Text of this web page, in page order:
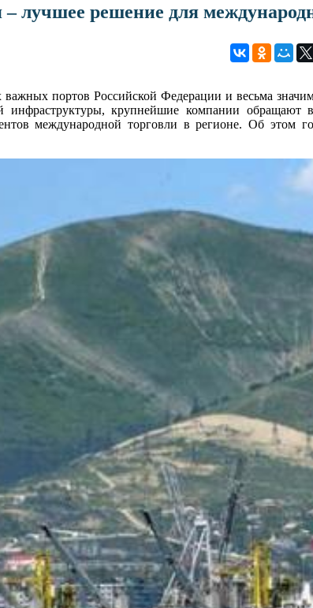
лучшее решение для
портов Российской Федерации и весьма
инфраструктуры, крупнейшие компании
международной торговли в регионе. Об этом